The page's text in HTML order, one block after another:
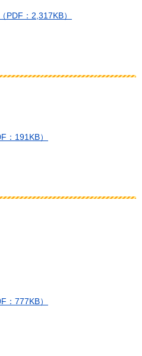
PDF：2,317KB）
：191KB）
：777KB）